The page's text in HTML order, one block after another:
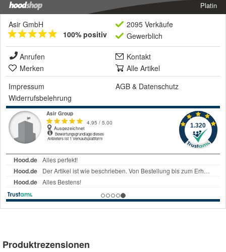
Platin
Asir GmbH
100% positiv
2095 Verkäufe
Gewerblich
Anrufen
Kontakt
Merken
Alle Artikel
Impressum
AGB & Datenschutz
Widerrufsbelehrung
Produktrezensionen